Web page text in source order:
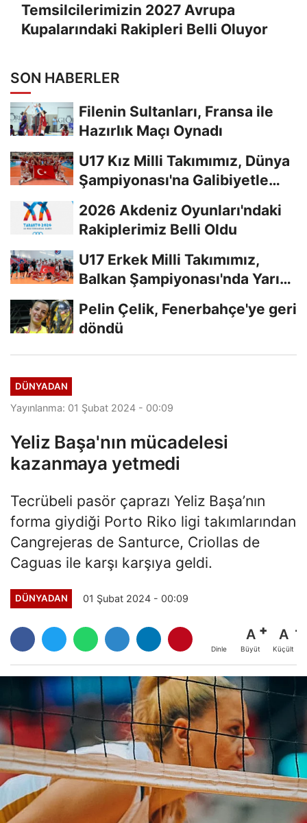
Temsilcilerimizin 2027 Avrupa
Kupalarındaki Rakipleri Belli Oluyor
SON HABERLER
Filenin Sultanları, Fransa ile
Hazırlık Maçı Oynadı
U17 Kız Milli Takımımız, Dünya
Şampiyonası'na Galibiyetle
2026 Akdeniz Oyunları'ndaki
Rakiplerimiz Belli Oldu
U17 Erkek Milli Takımımız,
Balkan Şampiyonası'nda Yarı
Pelin Çelik, Fenerbahçe'ye geri
döndü
DÜNYADAN
Yayınlanma: 01 Şubat 2024 - 00:09
Yeliz Başa'nın mücadelesi
kazanmaya yetmedi
Tecrübeli pasör çaprazı Yeliz Başa’nın
forma giydiği Porto Riko ligi takımlarından
Cangrejeras de Santurce, Criollas de
Caguas ile karşı karşıya geldi.
DÜNYADAN 01 Şubat 2024 - 00:09
Dinle
A
Büyüt
A
Küçült